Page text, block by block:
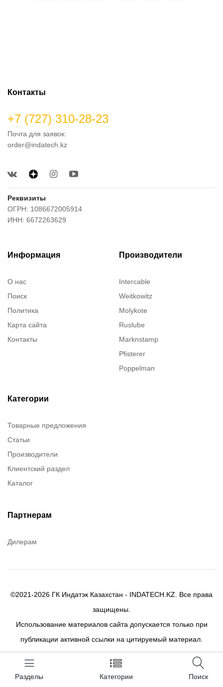
Разделы Категории Поиск
Контакты
+7 (727) 310-28-23
Почта для заявок:
order@indatech.kz
Реквизиты
ОГРН: 1086672005914
ИНН: 6672263629
Информация
О нас
Поиск
Политика
Карта сайта
Контакты
Производители
Intercable
Weitkowitz
Molykote
Ruslube
Marknstamp
Pfisterer
Poppelman
Категории
Товарные предложения
Статьи
Производители
Клиентский раздел
Каталог
Партнерам
Дилерам
©2021-2026 ГК Индатэк Казахстан - INDATECH.KZ. Все права
защищены.
Использование материалов сайта допускается только при
публикации активной ссылки на цитируемый материал.